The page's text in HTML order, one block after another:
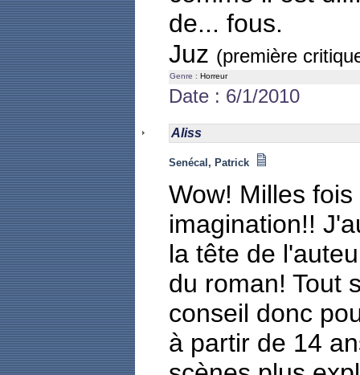
de... fous.
Juz (première
Genre : Horreur
Date : 6/1/2010
Aliss
Senécal, Patrick
Wow! Milles
imagination!!
la tête de
du roman! Tout
conseil donc
à partir de 14